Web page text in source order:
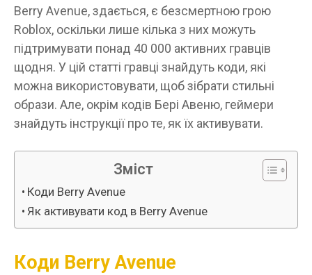
Berry Avenue, здається, є безсмертною грою
Roblox, оскільки лише кілька з них можуть
підтримувати понад 40 000 активних гравців
щодня. У цій статті гравці знайдуть коди, які
можна використовувати, щоб зібрати стильні
образи. Але, окрім кодів Бері Авеню, геймери
знайдуть інструкції про те, як їх активувати.
Зміст
Коди Berry Avenue
Як активувати код в Berry Avenue
Коди Berry Avenue